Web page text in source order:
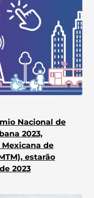
Nacional de
2023,
de
estarão
2023